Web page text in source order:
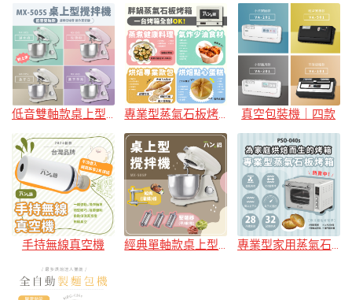
低音雙軸款桌上型攪拌機｜三色 專業型蒸氣石板烤箱 真空包裝機｜四款
手持無線真空機 經典單軸款桌上型攪拌機 專業型家用蒸氣石板烤箱